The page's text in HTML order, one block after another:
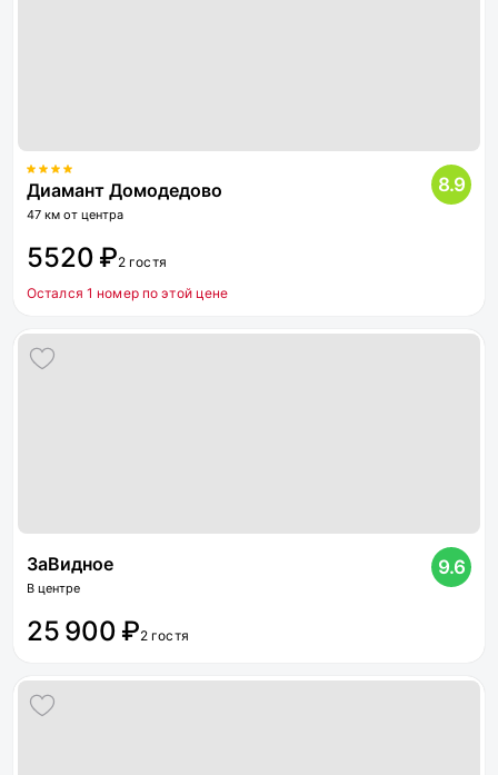
Диамант Домодедово
47 км от центра
8.9
5520 ₽2 гостя
Остался 1 номер по этой цене
ЗаВидное
В центре
9.6
25 900 ₽2 гостя